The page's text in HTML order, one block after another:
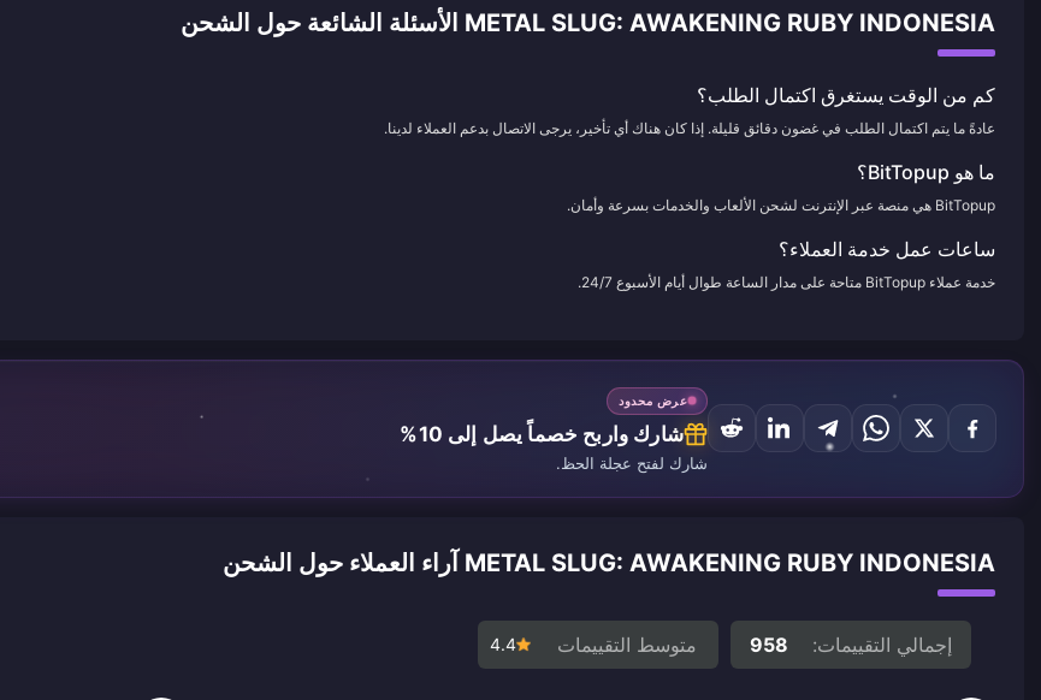
METAL SLUG: AWAKENING RUBY INDONESIA الأسئلة الشائعة حول الشحن
كم من الوقت يستغرق اكتمال الطلب؟
عادةً ما يتم اكتمال الطلب في غضون دقائق قليلة. إذا كان هناك أي تأخير، يرجى الاتصال بدعم العملاء لدينا.
ما هو BitTopup؟
BitTopup هي منصة عبر الإنترنت لشحن الألعاب والخدمات بسرعة وأمان.
ساعات عمل خدمة العملاء؟
خدمة عملاء BitTopup متاحة على مدار الساعة طوال أيام الأسبوع 24/7.
عرض محدود
شارك واربح خصماً يصل إلى 10%
شارك لفتح عجلة الحظ.
METAL SLUG: AWAKENING RUBY INDONESIA آراء العملاء حول الشحن
إجمالي التقييمات: 958 متوسط التقييمات 4.4